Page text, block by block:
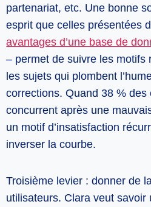
partenariat, etc. Une bonne
esprit que celles présentées
avantages d’une base de
– permet de suivre les motifs
les sujets qui plombent
corrections. Quand 38 %
concurrent après une
un motif d’insatisfaction
inverser la courbe.
Troisième levier : donner de
utilisateurs. Clara veut savoir